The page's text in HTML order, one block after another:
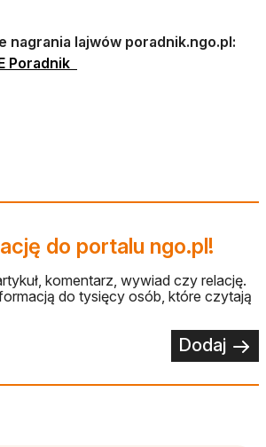
nagrania lajwów poradnik.ngo.pl:
Poradnik
do portalu ngo.pl!
komentarz, wywiad czy relację.
do tysięcy osób, które czytają
Dodaj